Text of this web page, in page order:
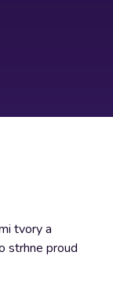
tvory a
strhne proud